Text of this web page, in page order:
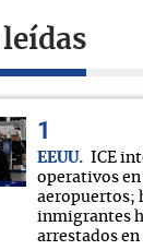
leídas
EEUU
ICE
operativos en
aeropuertos;
inmigrantes
arrestados en